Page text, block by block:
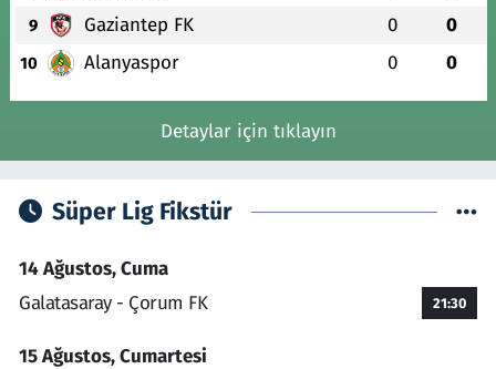
9 Gaziantep FK 0 0
10 Alanyaspor 0 0
Detaylar için tıklayın
Süper Lig Fikstür
14 Ağustos, Cuma
Galatasaray - Çorum FK
21:30
15 Ağustos, Cumartesi